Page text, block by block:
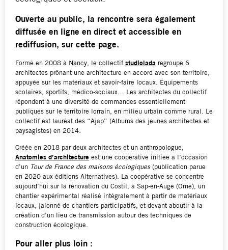
Ouverte au public, la rencontre sera également
diffusée en ligne en direct et accessible en
rediffusion, sur cette page.
Formé en 2008 à Nancy, le collectif studiolada regroupe 6
architectes prônant une architecture en accord avec son territoire,
appuyée sur les matériaux et savoir-faire locaux. Équipements
scolaires, sportifs, médico-sociaux… Les architectes du collectif
répondent à une diversité de commandes essentiellement
publiques sur le territoire lorrain, en milieu urbain comme rural. Le
collectif est lauréat des “Ajap” (Albums des jeunes architectes et
paysagistes) en 2014.
Créée en 2018 par deux architectes et un anthropologue,
Anatomies d’architecture est une coopérative initiée à l’occasion
d’un
Tour de France des maisons écologiques(publication parue
en 2020 aux éditions Alternatives). La coopérative se concentre
aujourd’hui sur la rénovation du Costil, à Sap-en-Auge (Orne), un
chantier expérimental réalisé intégralement à partir de matériaux
locaux, jalonné de chantiers participatifs, et devant aboutir à la
création d’un lieu de transmission autour des techniques de
construction écologique.
Pour aller plus loin :